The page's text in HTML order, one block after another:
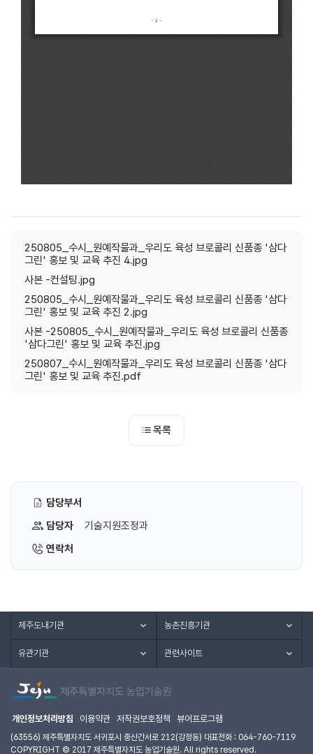
250805_수시_원예작물과_우리도 육성 브로콜리 신품종 '삼다
그린' 홍보 및 교육 추진 4.jpg
사본 -컨설팅.jpg
250805_수시_원예작물과_우리도 육성 브로콜리 신품종 '삼다
그린' 홍보 및 교육 추진 2.jpg
사본 -250805_수시_원예작물과_우리도 육성 브로콜리 신품종
'삼다그린' 홍보 및 교육 추진.jpg
250807_수시_원예작물과_우리도 육성 브로콜리 신품종 '삼다
그린' 홍보 및 교육 추진.pdf
목록
담당부서
담당자
기술지원조정과
연락처
제주도내기관 농촌진흥기관
유관기관 관련사이트
개인정보처리방침 이용약관 저작권보호정책 뷰어프로그램
(63556) 제주특별자치도 서귀포시 중산간서로 212(강정동) 대표전화 : 064-760-7119
COPYRIGHT © 2017 제주특별자치도 농업기술원. All rights reserved.